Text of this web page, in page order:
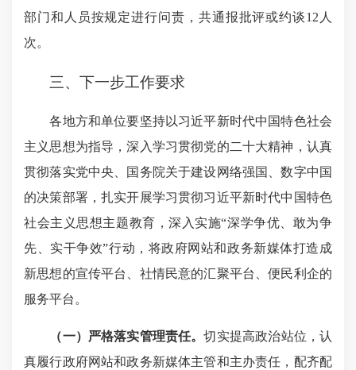
部门和人员按规定进行问责，共通报批评或约谈12人
次。
三、下一步工作要求
各地方和单位要坚持以习近平新时代中国特色社会
主义思想为指导，深入学习贯彻党的二十大精神，认真
贯彻落实党中央、国务院关于建设网络强国、数字中国
的决策部署，扎实开展学习贯彻习近平新时代中国特色
社会主义思想主题教育，深入实施“深学争优、敢为争
先、实干争效”行动，将政府网站和政务新媒体打造成
新思想的宣传平台、社情民意的汇聚平台、便民利企的
服务平台。
（一） 严格落实管理责任。切实提高政治站位，认
真履行政府网站和政务新媒体主管和主办责任，配齐配